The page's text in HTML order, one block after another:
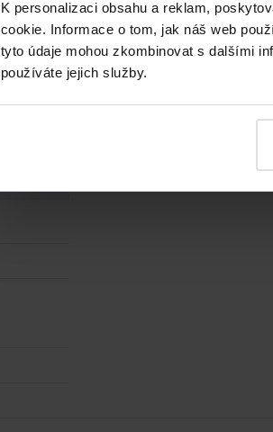
K personalizaci obsahu a reklam,
cookie. Informace o tom, jak náš web
tyto údaje mohou zkombinovat s dalšími
používáte jejich služby.